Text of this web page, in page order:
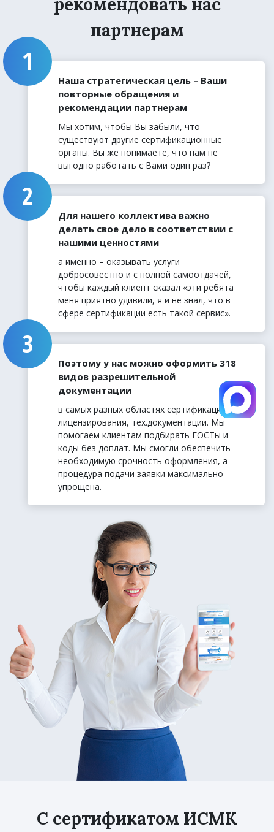
партнерам
Наша стратегическая цель – Ваши
повторные обращения и
рекомендации партнерам
Мы хотим, чтобы Вы забыли, что
существуют другие сертификационные
органы. Вы же понимаете, что нам не
выгодно работать с Вами один раз?
Для нашего коллектива важно
делать свое дело в соответствии с
нашими ценностями
а именно – оказывать услуги
добросовестно и с полной самоотдачей,
чтобы каждый клиент сказал «эти ребята
меня приятно удивили, я и не знал, что в
сфере сертификации есть такой сервис».
Поэтому у нас можно оформить 318
видов разрешительной
документации
в самых разных областях сертификации,
лицензирования, тех.документации. Мы
помогаем клиентам подбирать ГОСТы и
коды без доплат. Мы смогли обеспечить
необходимую срочность оформления, а
процедура подачи заявки максимально
упрощена.
С сертификатом ИСМК